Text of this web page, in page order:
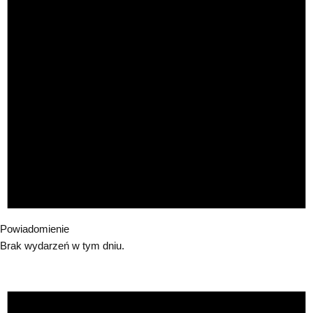
Powiadomienie
Brak wydarzeń w tym dniu.